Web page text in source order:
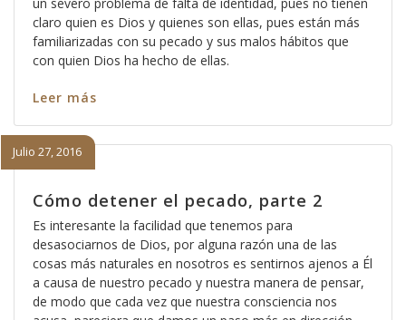
claro quien es Dios y quienes son ellas, pues están más
familiarizadas con su pecado y sus malos hábitos que
con quien Dios ha hecho de ellas.
Leer más
Cómo detener el pecado, parte 2
Julio 27, 2016
Es interesante la facilidad que tenemos para
desasociarnos de Dios, por alguna razón una de las
cosas más naturales en nosotros es sentirnos ajenos a Él
a causa de nuestro pecado y nuestra manera de pensar,
de modo que cada vez que nuestra consciencia nos